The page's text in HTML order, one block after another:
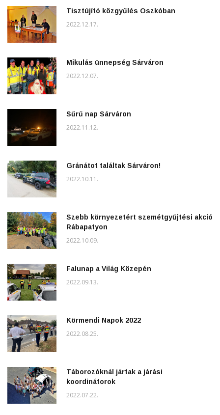
Tisztújító közgyűlés Oszkóban
2022.12.17.
Mikulás ünnepség Sárváron
2022.12.07.
Sűrű nap Sárváron
2022.11.12.
Gránátot találtak Sárváron!
2022.10.11.
Szebb környezetért szemétgyűjtési akció
Rábapatyon
2022.10.09.
Falunap a Világ Közepén
2022.09.13.
Körmendi Napok 2022
2022.08.25.
Táborozóknál jártak a járási
koordinátorok
2022.07.22.